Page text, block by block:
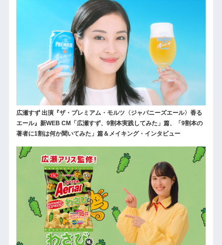
広瀬すず 出演『ザ・プレミアム・モルツ〈ジャパニーズエール〉香る
エール』新WEB CM「広瀬すず、9割本実践してみた」篇、「9割本の
著者に1割は何か聞いてみた」篇＆メイキング・インタビュー